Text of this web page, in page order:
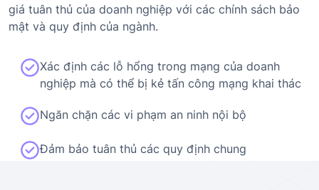
giá tuân thủ của doanh nghiệp với các chính sách bảo
mật và quy định của ngành.
Xác định các lỗ hổng trong mạng của doanh
nghiệp mà có thể bị kẻ tấn công mạng khai thác
Ngăn chặn các vi phạm an ninh nội bộ
Đảm bảo tuân thủ các quy định chung